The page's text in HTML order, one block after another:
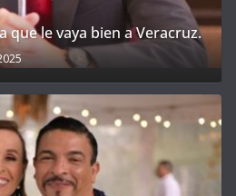
que le vaya bien a Veracruz.